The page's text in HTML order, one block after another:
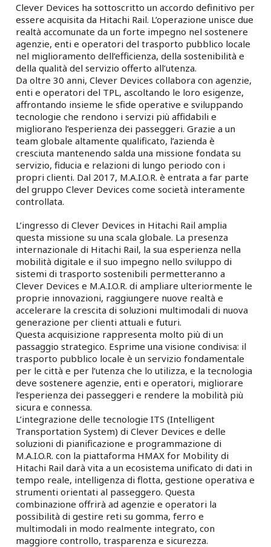
Clever Devices ha sottoscritto un accordo definitivo per
essere acquisita da Hitachi Rail. L’operazione unisce due
realtà accomunate da un forte impegno nel sostenere
agenzie, enti e operatori del trasporto pubblico locale
nel miglioramento dell’efficienza, della sostenibilità e
della qualità del servizio offerto all’utenza.
Da oltre 30 anni, Clever Devices collabora con agenzie,
enti e operatori del TPL, ascoltando le loro esigenze,
affrontando insieme le sfide operative e sviluppando
tecnologie che rendono i servizi più affidabili e
migliorano l’esperienza dei passeggeri. Grazie a un
team globale altamente qualificato, l’azienda è
cresciuta mantenendo salda una missione fondata su
servizio, fiducia e relazioni di lungo periodo con i
propri clienti. Dal 2017, M.A.I.O.R. è entrata a far parte
del gruppo Clever Devices come società interamente
controllata.
L’ingresso di Clever Devices in Hitachi Rail amplia
questa missione su una scala globale. La presenza
internazionale di Hitachi Rail, la sua esperienza nella
mobilità digitale e il suo impegno nello sviluppo di
sistemi di trasporto sostenibili permetteranno a
Clever Devices e M.A.I.O.R. di ampliare ulteriormente le
proprie innovazioni, raggiungere nuove realtà e
accelerare la crescita di soluzioni multimodali di nuova
generazione per clienti attuali e futuri.
Questa acquisizione rappresenta molto più di un
passaggio strategico. Esprime una visione condivisa: il
trasporto pubblico locale è un servizio fondamentale
per le città e per l’utenza che lo utilizza, e la tecnologia
deve sostenere agenzie, enti e operatori, migliorare
l’esperienza dei passeggeri e rendere la mobilità più
sicura e connessa.
L’integrazione delle tecnologie ITS (Intelligent
Transportation System) di Clever Devices e delle
soluzioni di pianificazione e programmazione di
M.A.I.O.R. con la piattaforma HMAX for Mobility di
Hitachi Rail darà vita a un ecosistema unificato di dati in
tempo reale, intelligenza di flotta, gestione operativa e
strumenti orientati al passeggero. Questa
combinazione offrirà ad agenzie e operatori la
possibilità di gestire reti su gomma, ferro e
multimodali in modo realmente integrato, con
maggiore controllo, trasparenza e sicurezza.